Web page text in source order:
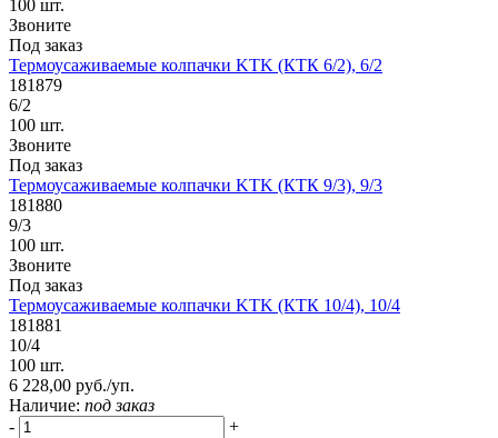
100 шт.
Звоните
Под заказ
Термоусаживаемые колпачки KTK (КТК 6/2), 6/2
181879
6/2
100 шт.
Звоните
Под заказ
Термоусаживаемые колпачки KTK (КТК 9/3), 9/3
181880
9/3
100 шт.
Звоните
Под заказ
Термоусаживаемые колпачки KTK (КТК 10/4), 10/4
181881
10/4
100 шт.
6 228,00 руб./уп.
Наличие: под заказ
-
+